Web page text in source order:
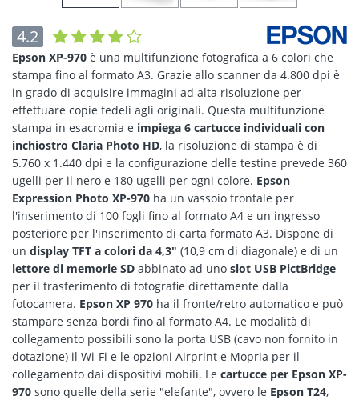
4.2
Epson XP-970 è una multifunzione fotografica a 6 colori che
stampa fino al formato A3. Grazie allo scanner da 4.800 dpi è
in grado di acquisire immagini ad alta risoluzione per
effettuare copie fedeli agli originali. Questa multifunzione
stampa in esacromia e impiega 6 cartucce individuali con
inchiostro Claria Photo HD, la risoluzione di stampa è di
5.760 x 1.440 dpi e la configurazione delle testine prevede 360
ugelli per il nero e 180 ugelli per ogni colore. Epson
Expression Photo XP-970 ha un vassoio frontale per
l'inserimento di 100 fogli fino al formato A4 e un ingresso
posteriore per l'inserimento di carta formato A3. Dispone di
un display TFT a colori da 4,3" (10,9 cm di diagonale) e di un
lettore di memorie SD abbinato ad uno slot USB PictBridge
per il trasferimento di fotografie direttamente dalla
fotocamera. Epson XP 970 ha il fronte/retro automatico e può
stampare senza bordi fino al formato A4. Le modalità di
collegamento possibili sono la porta USB (cavo non fornito in
dotazione) il Wi-Fi e le opzioni Airprint e Mopria per il
collegamento dai dispositivi mobili. Le cartucce per Epson XP-
970 sono quelle della serie "elefante", ovvero le Epson T24,